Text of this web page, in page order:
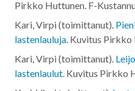
Pirkko Huttunen. F-
Kari, Virpi (toimittanut).
lastenlauluja. Kuvitus Pirkko
Kari, Virpi (toimittanut).
lastenlaulut. Kuvitus Pirkko